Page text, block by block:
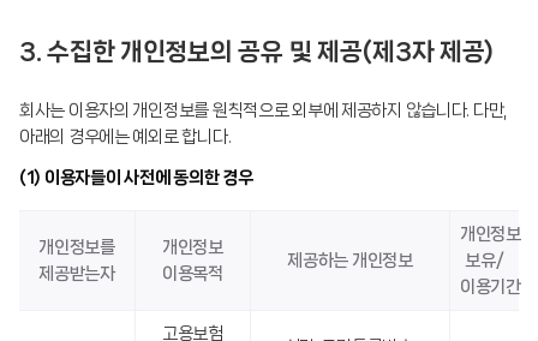
3. 수집한 개인정보의 공유 및 제공(제3자 제공)
회사는 이용자의 개인정보를 원칙적으로 외부에 제공하지 않습니다. 다만,
아래의 경우에는 예외로 합니다.
(1) 이용자들이 사전에 동의한 경우
개인정보를
제공받는자
개인정보
이용목적
제공하는 개인정보
개인정보
보유/
이용기간
고용보험